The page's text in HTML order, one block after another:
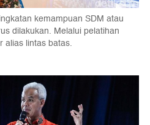
kemampuan SDM atau
dilakukan. Melalui pelatihan
alias lintas batas.